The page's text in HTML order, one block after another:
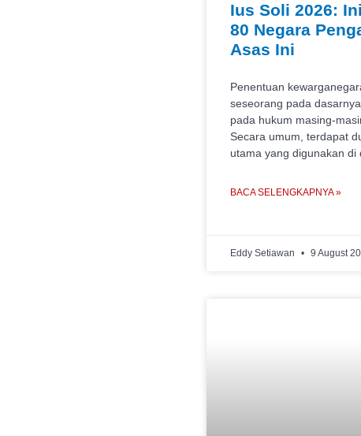
Ius Soli 2026:
80 Negara
Asas Ini
Penentuan
seseorang pada
pada hukum masing-
Secara umum, terdapat
utama yang digunakan di
BACA SELENGKAPNYA »
Eddy Setiawan 9 August